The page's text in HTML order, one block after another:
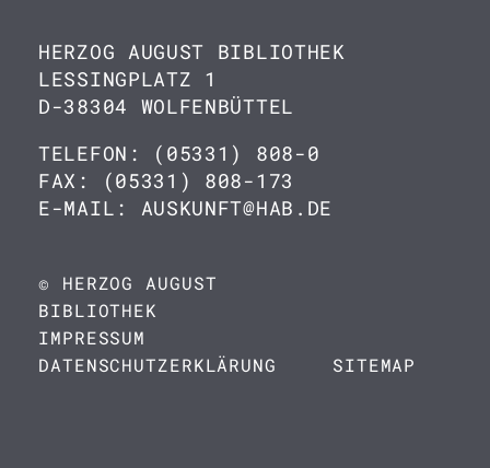
HERZOG AUGUST BIBLIOTHEK
LESSINGPLATZ 1
D-38304 WOLFENBÜTTEL
TELEFON: (05331) 808-0
FAX: (05331) 808-173
E-MAIL: AUSKUNFT@HAB.DE
© HERZOG AUGUST
BIBLIOTHEK
IMPRESSUM
DATENSCHUTZERKLÄRUNG
SITEMAP